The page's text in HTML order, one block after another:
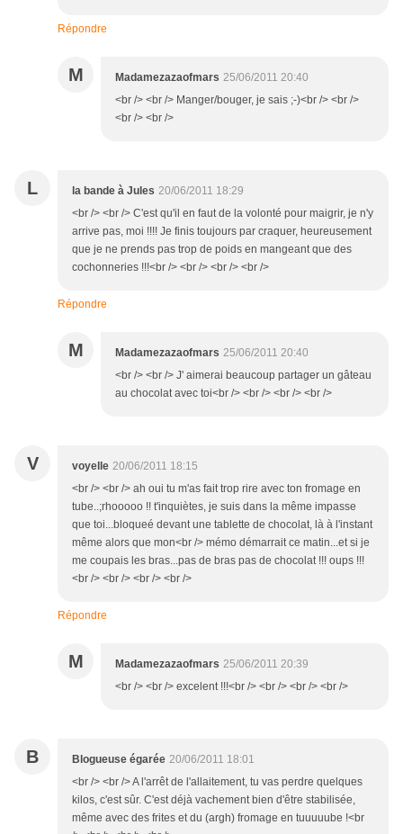
Répondre
M Madamezazaofmars 25/06/2011 20:40
<br /> <br /> Manger/bouger, je sais ;-)<br /> <br />
<br /> <br />
L la bande à Jules 20/06/2011 18:29
<br /> <br /> C'est qu'il en faut de la volonté pour maigrir, je n'y
arrive pas, moi !!!! Je finis toujours par craquer, heureusement
que je ne prends pas trop de poids en mangeant que des
cochonneries !!!<br /> <br /> <br /> <br />
Répondre
M Madamezazaofmars 25/06/2011 20:40
<br /> <br /> J' aimerai beaucoup partager un gâteau
au chocolat avec toi<br /> <br /> <br /> <br />
V voyelle 20/06/2011 18:15
<br /> <br /> ah oui tu m'as fait trop rire avec ton fromage en
tube..;rhooooo !! t'inquiètes, je suis dans la même impasse
que toi...bloqueé devant une tablette de chocolat, là à l'instant
même alors que mon<br /> mémo démarrait ce matin...et si je
me coupais les bras...pas de bras pas de chocolat !!! oups !!!
<br /> <br /> <br /> <br />
Répondre
M Madamezazaofmars 25/06/2011 20:39
<br /> <br /> excelent !!!<br /> <br /> <br /> <br />
B Blogueuse égarée 20/06/2011 18:01
<br /> <br /> A l'arrêt de l'allaitement, tu vas perdre quelques
kilos, c'est sûr. C'est déjà vachement bien d'être stabilisée,
même avec des frites et du (argh) fromage en tuuuuube !<br